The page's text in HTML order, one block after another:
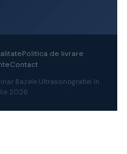
Politica de livrare
Contact
Bazele Ultrasonografiei în
2026